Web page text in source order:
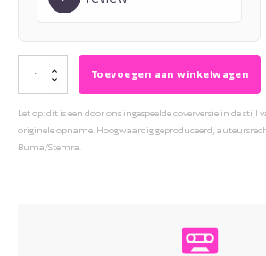
Willem
Barth
-
Als
Toevoegen aan winkelwagen
Let op: dit is een door ons ingespeelde coverversie in de stijl
originele opname. Hoogwaardig geproduceerd,
Buma/Stemra.